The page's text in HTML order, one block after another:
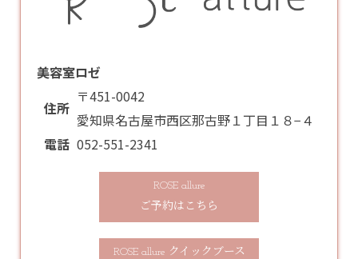
美容室ロゼ
住所
〒451-0042
愛知県名古屋市西区那古野１丁目１８−４
電話 052-551-2341
ROSE allure
ご予約はこちら
ROSE allure クイックブース